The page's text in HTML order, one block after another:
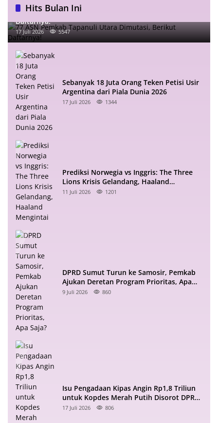
Hits Bulan Ini
77 ASN Pemkab Tapanuli Utara Dimutasi, Berikut
Daftarnya!
17 Juli 2026 5547
Sebanyak 18 Juta Orang Teken Petisi Usir
Argentina dari Piala Dunia 2026
17 Juli 2026 1344
Prediksi Norwegia vs Inggris: The Three
Lions Krisis Gelandang, Haaland
Mengintai
11 Juli 2026 1201
DPRD Sumut Turun ke Samosir, Pemkab
Ajukan Deretan Program Prioritas, Apa
Saja?
9 Juli 2026 860
Isu Pengadaan Kipas Angin Rp1,8 Triliun
untuk Kopdes Merah Putih Disorot DPR
RI
17 Juli 2026 806